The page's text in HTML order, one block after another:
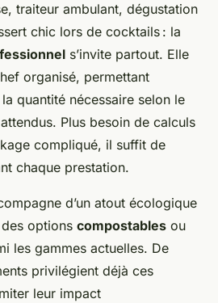
traiteur ambulant, dégustation
chic lors de cocktails : la
s’invite partout. Elle
organisé, permettant
quantité nécessaire selon le
Plus besoin de calculs
compliqué, il suffit de
chaque prestation.
d’un atout écologique
des options compostables ou
les gammes actuelles. De
privilégient déjà ces
leur impact